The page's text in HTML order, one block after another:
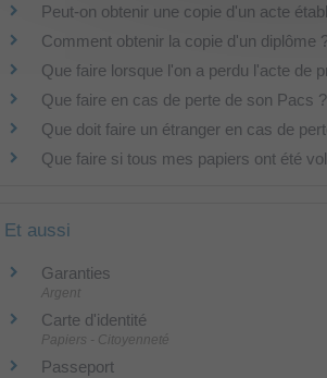
Peut-on obtenir une copie d'un acte
Comment obtenir la copie d'un diplôme
Que faire lorsque l'on a perdu l'acte de
Que faire en cas de perte de son Pacs ?
Que doit faire un étranger en cas de
Que faire si tous mes papiers ont été
Et aussi
Garanties
Argent
Carte d'identité
Papiers - Citoyenneté
Passeport